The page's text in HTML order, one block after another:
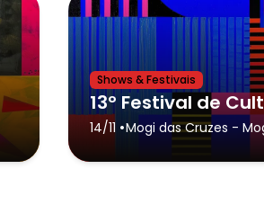
Shows & Festivais
14/11 •Mogi das Cruzes -